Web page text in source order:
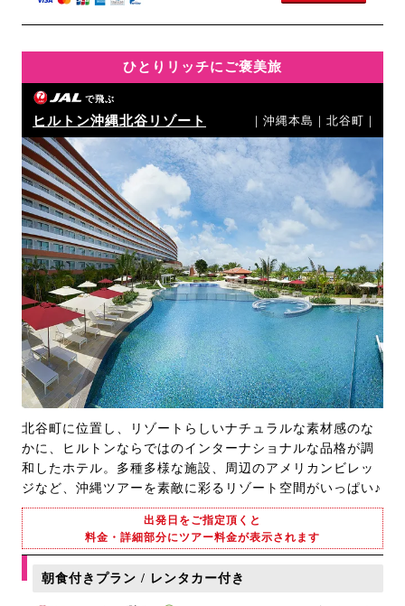
ひとりリッチにご褒美旅
で飛ぶ
ヒルトン沖縄北谷リゾート ｜沖縄本島｜北谷町｜
北谷町に位置し、リゾートらしいナチュラルな素材感のな
かに、ヒルトンならではのインターナショナルな品格が調
和したホテル。多種多様な施設、周辺のアメリカンビレッ
ジなど、沖縄ツアーを素敵に彩るリゾート空間がいっぱい♪
出発日をご指定頂くと
料金・詳細部分にツアー料金が表示されます
朝食付きプラン / レンタカー付き